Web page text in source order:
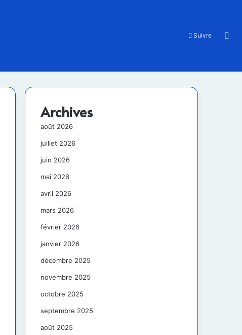
Suivre
Archives
août 2026
juillet 2026
juin 2026
mai 2026
avril 2026
mars 2026
février 2026
janvier 2026
décembre 2025
novembre 2025
octobre 2025
septembre 2025
août 2025